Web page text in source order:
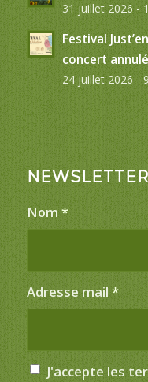
31 juillet 2026 -
Festival
concert annulé
24 juillet 2026 -
NEWSLETTER
Nom *
Adresse mail *
J'accepte les